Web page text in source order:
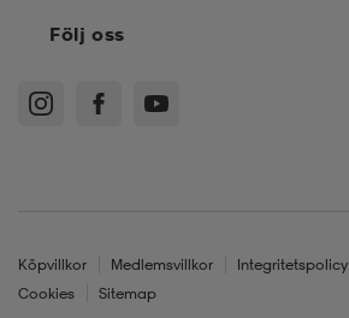
Följ oss
Köpvillkor Medlemsvillkor Integritetspolicy
Cookies
Sitemap